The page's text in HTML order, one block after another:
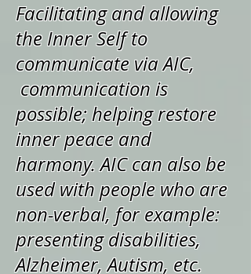
Facilitating and allowing
the Inner Self to
communicate via AIC,
communication is
possible; helping restore
inner peace and
harmony. AIC can also be
used with people who are
non-verbal, for example:
presenting disabilities,
Alzheimer, Autism, etc.